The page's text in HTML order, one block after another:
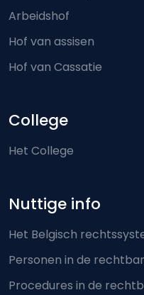
Arbeidshof
Hof van assisen
Hof van Cassatie
College
Het College
Nuttige info
Het Belgisch
Personen in de
Procedures in de